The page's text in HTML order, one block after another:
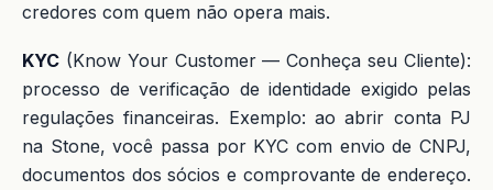
credores com quem não opera mais.
KYC (Know Your Customer — Conheça seu Cliente):
processo de verificação de identidade exigido pelas
regulações financeiras. Exemplo: ao abrir conta PJ
na Stone, você passa por KYC com envio de CNPJ,
documentos dos sócios e comprovante de endereço.